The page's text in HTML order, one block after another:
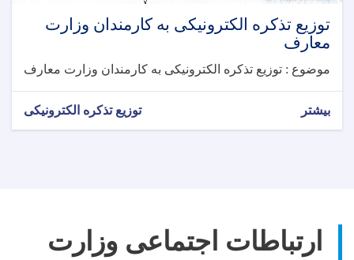
توزیع تذکره الکترونیکی به کارمندان وزارت
معارف
موضوع : توزیع تذکره الکترونیکی به کارمندان وزارت معارف
بیشتر توزیع تذکره الکترونیکی
ارتباطات اجتماعی وزارت